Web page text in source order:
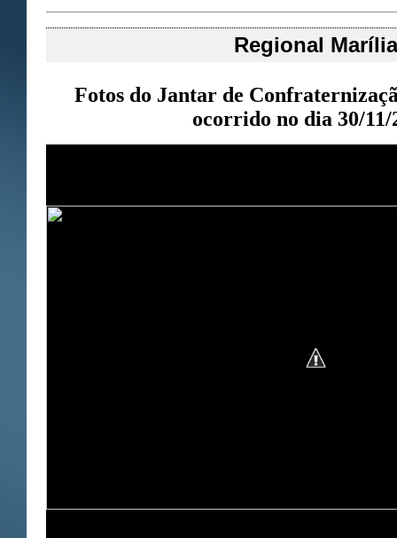
Regional Marília
Fotos do Jantar de
ocorrido no dia 30/11/